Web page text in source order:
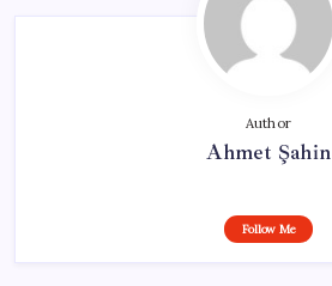
Author
Ahmet Şahin
Follow Me